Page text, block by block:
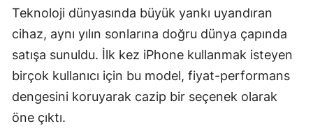
Teknoloji dünyasında büyük yankı uyandıran
cihaz, aynı yılın sonlarına doğru dünya çapında
satışa sunuldu. İlk kez iPhone kullanmak isteyen
birçok kullanıcı için bu model, fiyat-performans
dengesini koruyarak cazip bir seçenek olarak
öne çıktı.